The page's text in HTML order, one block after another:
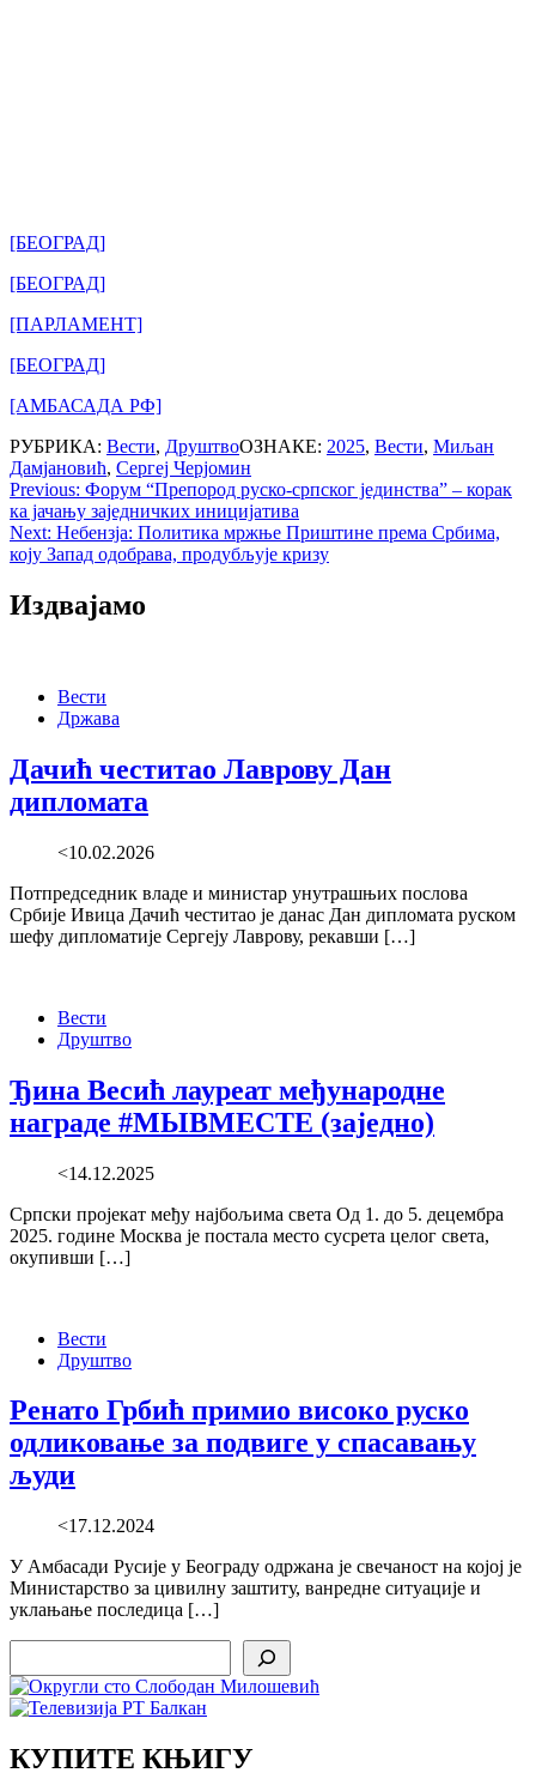
[БЕОГРАД]
[БЕОГРАД]
[ПАРЛАМЕНТ]
[БЕОГРАД]
[АМБАСАДА РФ]
РУБРИКА: Вести, ДруштвоОЗНАКЕ: 2025, Вести, Миљан
Дамјановић, Сергеј Черјомин
Post
navigation
Previous: Форум “Препород руско-српског јединства” – корак
ка јачању заједничких иницијатива
Next: Небензја: Политика мржње Приштине према Србима,
коју Запад одобрава, продубљује кризу
Издвајамо
Вести
Држава
Дачић честитао Лаврову Дан
дипломата
<10.02.2026
Потпредседник владе и министар унутрашњих послова
Србије Ивица Дачић честитао је данас Дан дипломата руском
шефу дипломатије Сергеју Лаврову, рекавши […]
Вести
Друштво
Ђина Весић лауреат међународне
награде #МЫВМЕСТЕ (заједно)
<14.12.2025
Српски пројекат међу најбољима света Од 1. до 5. децембра
2025. године Москва је постала место сусрета целог света,
окупивши […]
Вести
Друштво
Ренато Грбић примио високо руско
одликовање за подвиге у спасавању
људи
<17.12.2024
У Амбасади Русије у Београду одржана је свечаност на којој је
Министарство за цивилну заштиту, ванредне ситуације и
уклањање последица […]
КУПИТЕ КЊИГУ